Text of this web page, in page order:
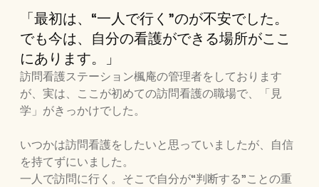
「最初は、“一人で行く”のが不安でした。
でも今は、自分の看護ができる場所がここ
にあります。」
訪問看護ステーション楓庵の管理者をしております
が、実は、ここが初めての訪問看護の職場で、「見
学」がきっかけでした。
いつかは訪問看護をしたいと思っていましたが、自信
を持てずにいました。
一人で訪問に行く。そこで自分が“判断する”ことの重